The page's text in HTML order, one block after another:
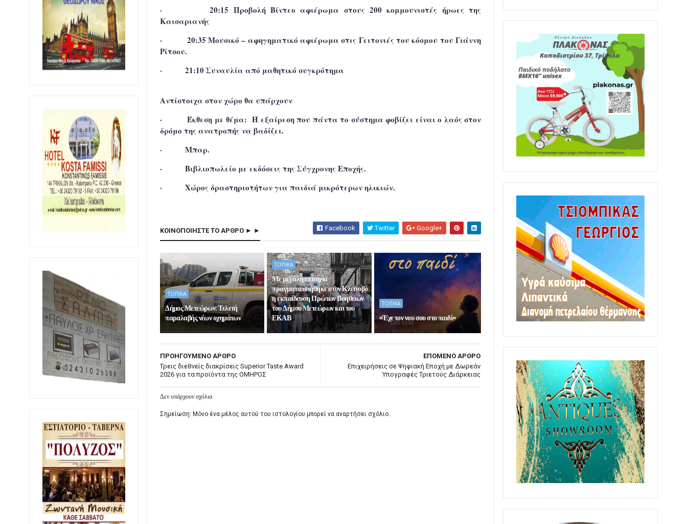
·
20:15 Προβολή Βίντεο αφιέρωμα στους 200 κομμουνιστές ήρωες της
Καισαριανής
·
20:35 Μουσικό – αφηγηματικό αφιέρωμαστις Γειτονιές του κόσμου του Γιάννη
Ρίτσου.
·
21:10Συναυλίααπό μαθητικό συγκρότημα
Αντίστοιχα στον χώρο θα υπάρχουν
·
Έκθεση με θέμα: Η εξαίρεση που πάντα το σύστημα φοβίζει είναι ο λαός στον
δρόμο της ανατροπής να βαδίζει.
·
Μπαρ.
·
Βιβλιοπωλείο με εκδόσεις της Σύγχρονης Εποχής.
·
Χώρος δραστηριοτήτωνγια παιδιά μικρότερων ηλικιών.
ΚΟΙΝΟΠΟΙΗΣΤΕ ΤΟ ΑΡΘΡΟ ► ► Facebook Twitter Google+
ΤΟΠΙΚΑ
Δήμος Μετεώρων: Τελετή
παραλαβής νέων οχημάτων
ΤΟΠΙΚΑ
Με μεγάλη επιτυχία
πραγματοποιήθηκε στον Κλεινοβό
η εκπαίδευση Πρώτων Βοηθειών
του Δήμου Μετεώρων και του
ΕΚΑΒ
ΤΟΠΙΚΑ
«Έχε τον νου σου στο παιδί»
ΕΠΟΜΕΝΟ ΑΡΘΡΟ
Επιχειρήσεις σε Ψηφιακή Εποχή με Δωρεάν
Υπογραφές Τριετούς Διάρκειας
ΠΡΟΗΓΟΥΜΕΝΟ ΑΡΘΡΟ
Τρεις διεθνείς διακρίσεις Superior Taste Award
2026 για τα προϊόντα της ΟΜΗΡΟΣ
Δεν υπάρχουν σχόλια
Σημείωση: Μόνο ένα μέλος αυτού του ιστολογίου μπορεί να αναρτήσει σχόλιο.